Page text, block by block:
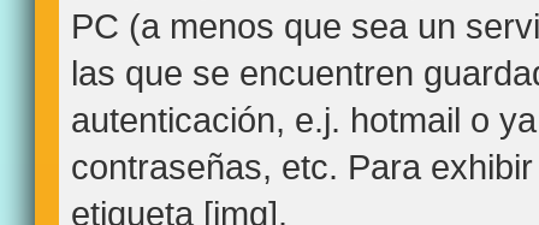
PC (a menos que sea un
las que se encuentren
autenticación, e.j. hotmail o
contraseñas, etc. Para
etiqueta [img].